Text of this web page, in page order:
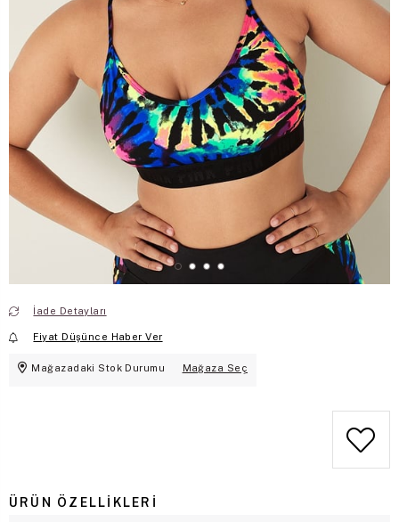
İade Detayları
Fiyat Düşünce Haber Ver
Mağazadaki Stok Durumu Mağaza Seç
ÜRÜN ÖZELLIKLERI